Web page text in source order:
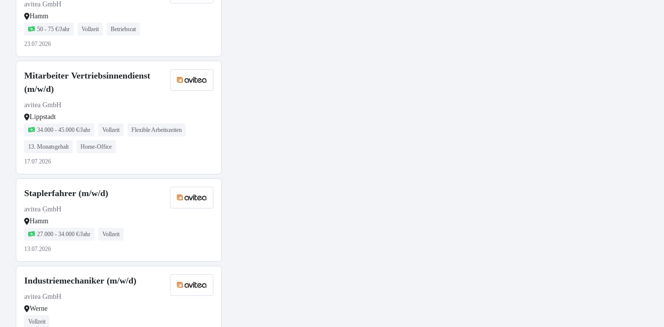
avitea GmbH
Hamm
50 - 75 €/Jahr Vollzeit Betriebsrat
23.07.2026
Mitarbeiter Vertriebsinnendienst
(m/w/d)
avitea GmbH
Lippstadt
34.000 - 45.000 €/Jahr Vollzeit Flexible Arbeitszeiten
13. Monatsgehalt Home-Office
17.07.2026
Staplerfahrer (m/w/d)
avitea GmbH
Hamm
27.000 - 34.000 €/Jahr Vollzeit
13.07.2026
Industriemechaniker (m/w/d)
avitea GmbH
Werne
Vollzeit